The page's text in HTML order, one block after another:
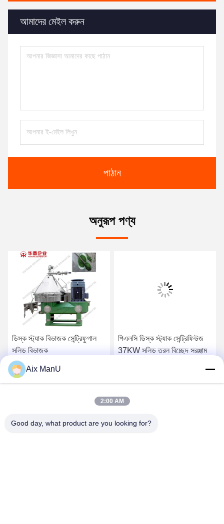
আমাদের মেইল ​​করুন
পাঠান
অনুরূপ পণ্য
ডিস্ক স্ট্যাক বিভাজক সেন্ট্রিফুগাল
সলিড বিভাজক
সেরা দাম পান
পিএলসি ডিস্ক স্ট্যাক সেন্ট্রিফিউজ
37KW সলিড তরল বিচ্ছেদ সরঞ্জাম
সেরা দাম পান
Aix ManU
2:00 AM
Good day, what product are you looking for?